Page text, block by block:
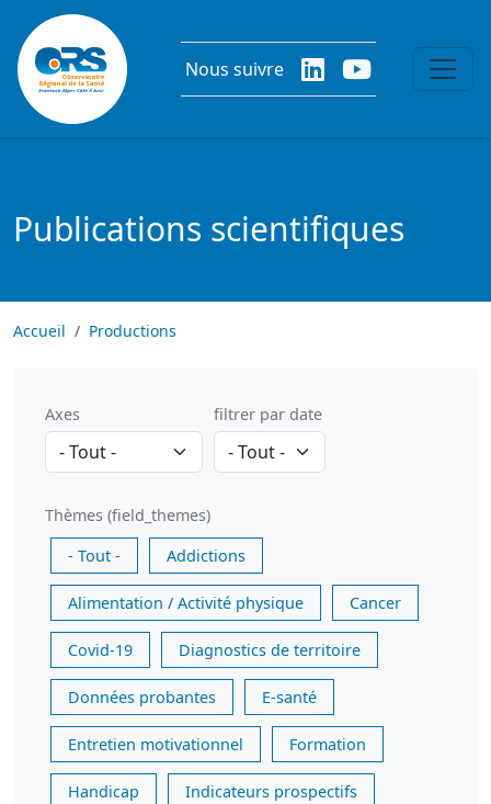
Aller au contenu principal
Nous suivre
Publications scientifiques
Accueil Productions
Axes filtrer par date
Thèmes (field_themes)
- Tout -
Addictions
Alimentation / Activité physique Cancer
Covid-19 Diagnostics de territoire
Données probantes E-santé
Entretien motivationnel Formation
Handicap Indicateurs prospectifs